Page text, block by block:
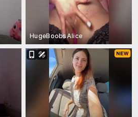
HugeBoobsAlice